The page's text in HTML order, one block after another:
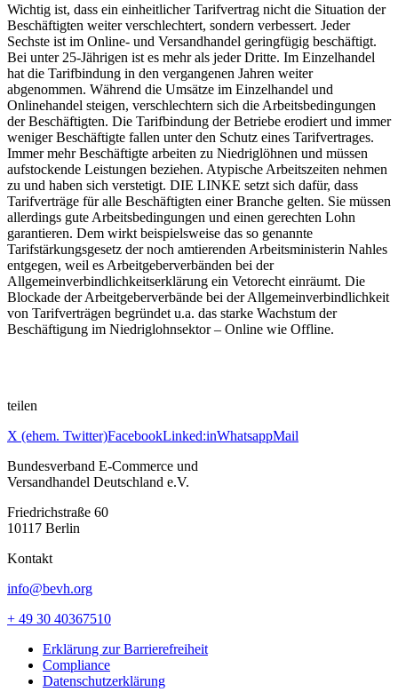
Wichtig ist, dass ein einheitlicher Tarifvertrag nicht die Situation der
Beschäftigten weiter verschlechtert, sondern verbessert. Jeder
Sechste ist im Online- und Versandhandel geringfügig beschäftigt.
Bei unter 25-Jährigen ist es mehr als jeder Dritte. Im Einzelhandel
hat die Tarifbindung in den vergangenen Jahren weiter
abgenommen. Während die Umsätze im Einzelhandel und
Onlinehandel steigen, verschlechtern sich die Arbeitsbedingungen
der Beschäftigten. Die Tarifbindung der Betriebe erodiert und immer
weniger Beschäftigte fallen unter den Schutz eines Tarifvertrages.
Immer mehr Beschäftigte arbeiten zu Niedriglöhnen und müssen
aufstockende Leistungen beziehen. Atypische Arbeitszeiten nehmen
zu und haben sich verstetigt. DIE LINKE setzt sich dafür, dass
Tarifverträge für alle Beschäftigten einer Branche gelten. Sie müssen
allerdings gute Arbeitsbedingungen und einen gerechten Lohn
garantieren. Dem wirkt beispielsweise das so genannte
Tarifstärkungsgesetz der noch amtierenden Arbeitsministerin Nahles
entgegen, weil es Arbeitgeberverbänden bei der
Allgemeinverbindlichkeitserklärung ein Vetorecht einräumt. Die
Blockade der Arbeitgeberverbände bei der Allgemeinverbindlichkeit
von Tarifverträgen begründet u.a. das starke Wachstum der
Beschäftigung im Niedriglohnsektor – Online wie Offline.
teilen
X (ehem. Twitter)FacebookLinked:inWhatsappMail
Bundesverband E-Commerce und
Versandhandel Deutschland e.V.
Friedrichstraße 60
10117 Berlin
Kontakt
info@bevh.org
+ 49 30 40367510
Erklärung zur Barrierefreiheit
Compliance
Datenschutzerklärung